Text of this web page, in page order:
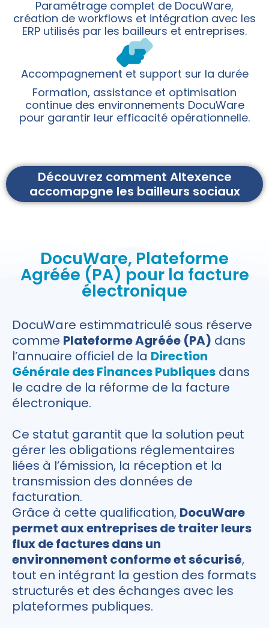
Paramétrage complet de DocuWare,
création de workflows et intégration avec les
ERP utilisés par les bailleurs et entreprises.
Accompagnement et support sur la durée
Formation, assistance et optimisation
continue des environnements DocuWare
pour garantir leur efficacité opérationnelle.
Découvrez comment Altexence
accomapgne les bailleurs sociaux
DocuWare, Plateforme
Agréée (PA) pour la facture
électronique
DocuWare estimmatriculé sous réserve
comme Plateforme Agréée (PA) dans
l’annuaire officiel de la Direction
Générale des Finances Publiques dans
le cadre de la réforme de la facture
électronique.
Ce statut garantit que la solution peut
gérer les obligations réglementaires
liées à l’émission, la réception et la
transmission des données de
facturation.
Grâce à cette qualification, DocuWare
permet aux entreprises de traiter leurs
flux de factures dans un
environnement conforme et sécurisé,
tout en intégrant la gestion des formats
structurés et des échanges avec les
plateformes publiques.